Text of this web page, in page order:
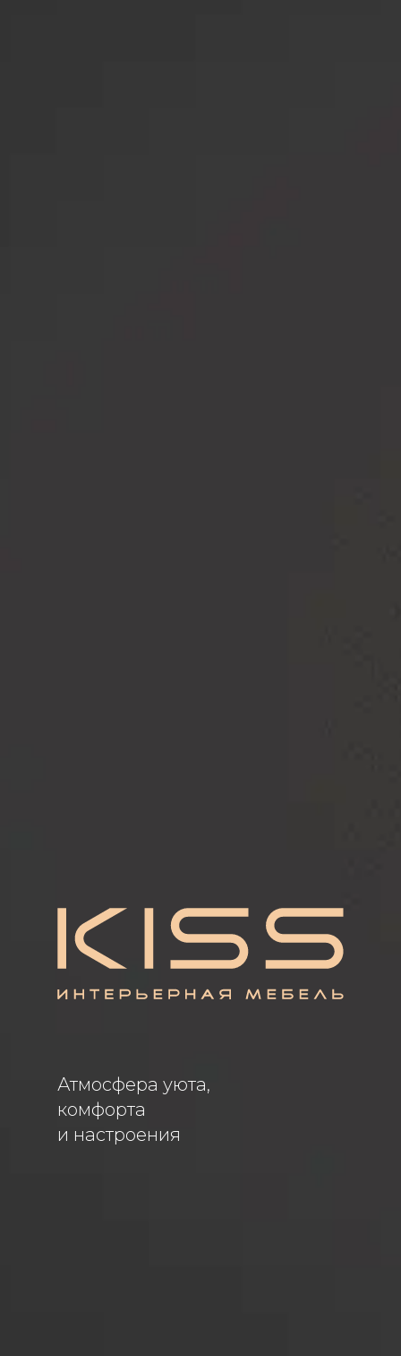
Атмосфера уюта,
комфорта
и настроения